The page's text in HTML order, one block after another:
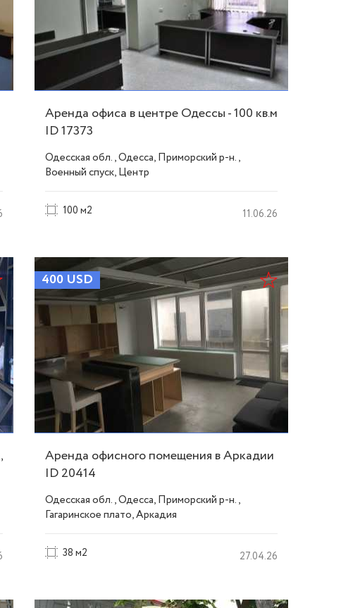
Аренда офиса в центре Одессы - 100 кв.м
ID 17373
Одесская обл., Одесса, Приморский р-н.,
Военный спуск, Центр
100 м2 11.06.26
400 USD
Аренда офисного помещения в Аркадии
ID 20414
Одесская обл., Одесса, Приморский р-н.,
Гагаринское плато, Аркадия
38 м2 27.04.26